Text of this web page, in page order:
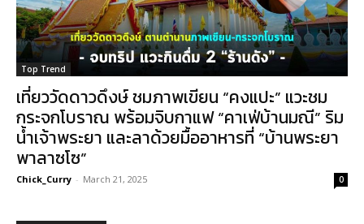
Top Trend
เที่ยววัดดาวดึงษ์ ชมภาพเขียน “คงแปะ” แวะชม
กระจกโบราณ พร้อมจิบกาแฟ “คาเฟ่บ้านมณี” ริม
น้ำเจ้าพระยา และลาด้วยมื้ออาหารที่ “บ้านพระยา
พาลาซโซ”
Chick_Curry - March 21, 2025 0